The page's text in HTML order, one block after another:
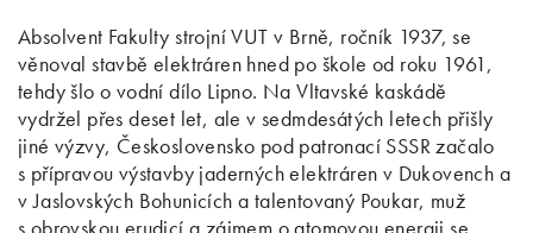
Absolvent Fakulty strojní VUT v Brně, ročník 1937, se
věnoval stavbě elektráren hned po škole od roku 1961,
tehdy šlo o vodní dílo Lipno. Na Vltavské kaskádě
vydržel přes deset let, ale v sedmdesátých letech přišly
jiné výzvy, Československo pod patronací SSSR začalo
s přípravou výstavby jaderných elektráren v Dukovench a
v Jaslovských Bohunicích a talentovaný Poukar, muž